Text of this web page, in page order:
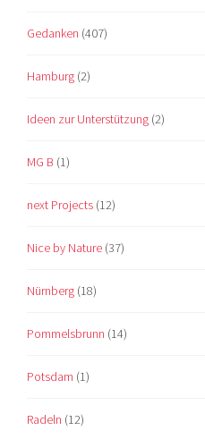
Gedanken (407)
Hamburg (2)
Ideen zur Unterstützung (2)
MG B (1)
next Projects (12)
Nice by Nature (37)
Nürnberg (18)
Pommelsbrunn (14)
Potsdam (1)
Radeln (12)